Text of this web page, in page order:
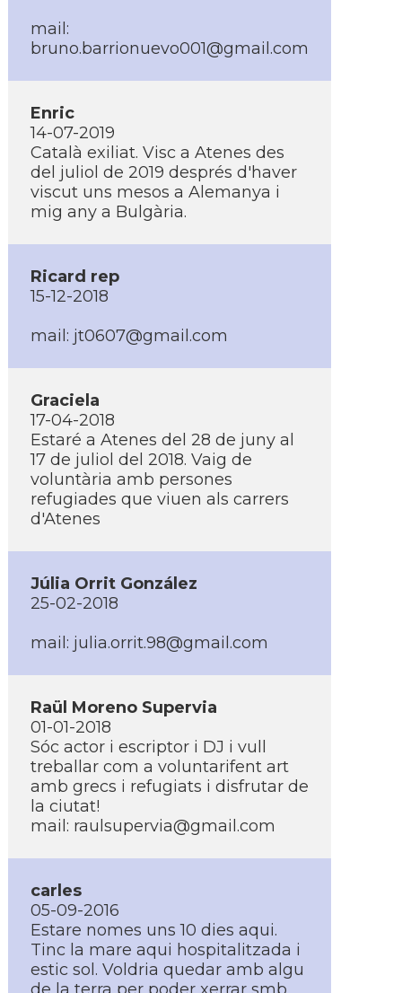
mail:
bruno.barrionuevo001@gmail.com
Enric
14-07-2019
Català exiliat. Visc a Atenes des
del juliol de 2019 després d'haver
viscut uns mesos a Alemanya i
mig any a Bulgària.
Ricard rep
15-12-2018
mail: jt0607@gmail.com
Graciela
17-04-2018
Estaré a Atenes del 28 de juny al
17 de juliol del 2018. Vaig de
voluntària amb persones
refugiades que viuen als carrers
d'Atenes
Júlia Orrit González
25-02-2018
mail: julia.orrit.98@gmail.com
Raül Moreno Supervia
01-01-2018
Sóc actor i escriptor i DJ i vull
treballar com a voluntarifent art
amb grecs i refugiats i disfrutar de
la ciutat!
mail: raulsupervia@gmail.com
carles
05-09-2016
Estare nomes uns 10 dies aqui.
Tinc la mare aqui hospitalitzada i
estic sol. Voldria quedar amb algu